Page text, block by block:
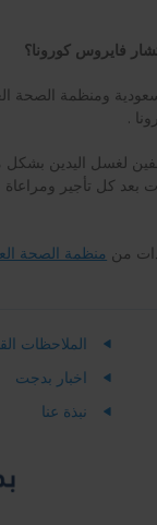
فايروس كورونا؟
ومنظمة الصحة
.
لغسل اليدين
بعد كل تأجير
من منظمة الصحة
الملاحظات
اخبار بدجت
نبذة عنا